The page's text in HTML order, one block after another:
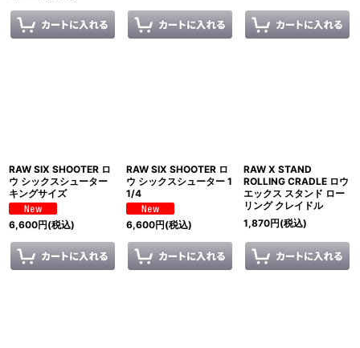
RAW SIX SHOOTER ロ
ウ シックスシューター
キングサイズ
6,600円(税込)
RAW SIX SHOOTER ロ
ウ シックスシューター 1
1/4
6,600円(税込)
RAW X STAND
ROLLING CRADLE ロウ
エックス スタンド ロー
リング クレイドル
1,870円(税込)